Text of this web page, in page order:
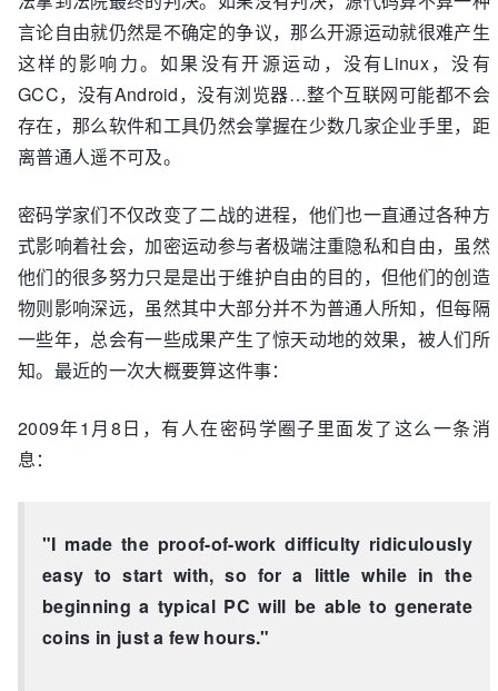
言论自由就仍然是不确定的争议，那么开源运动就很难产生
这样的影响力。如果没有开源运动，没有Linux，没有
GCC，没有Android，没有浏览器…整个互联网可能都不会
存在，那么软件和工具仍然会掌握在少数几家企业手里，距
离普通人遥不可及。
密码学家们不仅改变了二战的进程，他们也一直通过各种方
式影响着社会，加密运动参与者极端注重隐私和自由，虽然
他们的很多努力只是是出于维护自由的目的，但他们的创造
物则影响深远，虽然其中大部分并不为普通人所知，但每隔
一些年，总会有一些成果产生了惊天动地的效果，被人们所
知。最近的一次大概要算这件事：
2009年1月8日，有人在密码学圈子里面发了这么一条消
息：
"I made the proof-of-work difficulty ridiculously
easy to start with, so for a little while in the
beginning a typical PC will be able to generate
coins in just a few hours."